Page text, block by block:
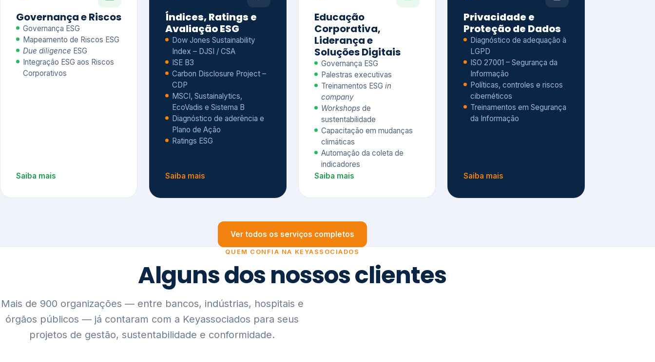
Governança e Riscos
Governança ESG
Mapeamento de Riscos ESG
Due diligence ESG
Integração ESG aos Riscos
Corporativos
Saiba mais
Índices, Ratings e
Avaliação ESG
Dow Jones Sustainability
Index – DJSI / CSA
ISE B3
Carbon Disclosure Project –
CDP
MSCI, Sustainalytics,
EcoVadis e Sistema B
Diagnóstico de aderência e
Plano de Ação
Ratings ESG
Saiba mais
Educação
Corporativa,
Liderança e
Soluções Digitais
Governança ESG
Palestras executivas
Treinamentos ESG in
company
Workshops de
sustentabilidade
Capacitação em mudanças
climáticas
Automação da coleta de
indicadores
Saiba mais
Privacidade e
Proteção de Dados
Diagnóstico de adequação à
LGPD
ISO 27001 – Segurança da
Informação
Políticas, controles e riscos
cibernéticos
Treinamentos em Segurança
da Informação
Saiba mais
Ver todos os serviços completos
QUEM CONFIA NA KEYASSOCIADOS
Alguns dos nossos clientes
Mais de 900 organizações — entre bancos, indústrias, hospitais e
órgãos públicos — já contaram com a Keyassociados para seus
projetos de gestão, sustentabilidade e conformidade.